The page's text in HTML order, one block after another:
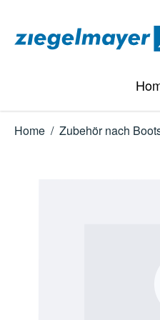
Home / Zubehör nach